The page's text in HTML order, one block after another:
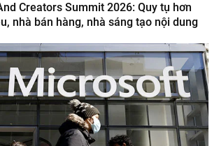
Creators Summit 2026: Quy tụ hơn
nhà bán hàng, nhà sáng tạo nội dung